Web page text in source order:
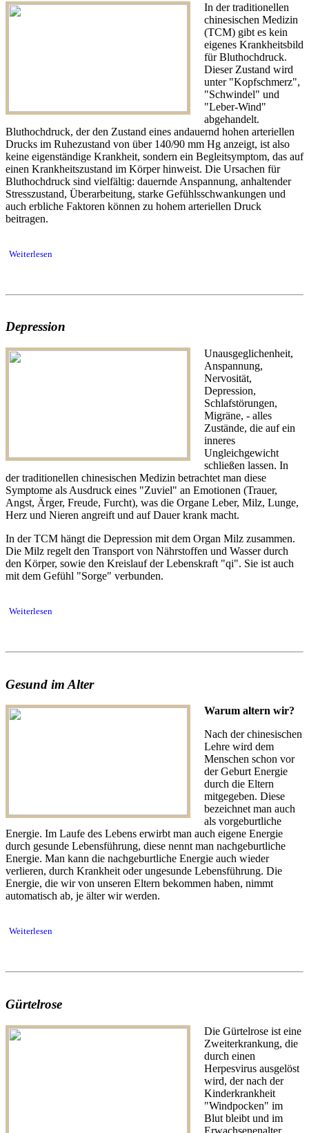
In der traditionellen
chinesischen Medizin
(TCM) gibt es kein
eigenes Krankheitsbild
für Bluthochdruck.
Dieser Zustand wird
unter "Kopfschmerz",
"Schwindel" und
"Leber-Wind"
abgehandelt.
Bluthochdruck, der den Zustand eines andauernd hohen arteriellen
Drucks im Ruhezustand von über 140/90 mm Hg anzeigt, ist also
keine eigenständige Krankheit, sondern ein Begleitsymptom, das auf
einen Krankheitszustand im Körper hinweist. Die Ursachen für
Bluthochdruck sind vielfältig: dauernde Anspannung, anhaltender
Stresszustand, Überarbeitung, starke Gefühlsschwankungen und
auch erbliche Faktoren können zu hohem arteriellen Druck
beitragen.
Weiterlesen
Depression
Unausgeglichenheit,
Anspannung,
Nervosität,
Depression,
Schlafstörungen,
Migräne, - alles
Zustände, die auf ein
inneres
Ungleichgewicht
schließen lassen. In
der traditionellen chinesischen Medizin betrachtet man diese
Symptome als Ausdruck eines "Zuviel" an Emotionen (Trauer,
Angst, Ärger, Freude, Furcht), was die Organe Leber, Milz, Lunge,
Herz und Nieren angreift und auf Dauer krank macht.
In der TCM hängt die Depression mit dem Organ Milz zusammen.
Die Milz regelt den Transport von Nährstoffen und Wasser durch
den Körper, sowie den Kreislauf der Lebenskraft "qi". Sie ist auch
mit dem Gefühl "Sorge" verbunden.
Weiterlesen
Gesund im Alter
Warum altern wir?
Nach der chinesischen
Lehre wird dem
Menschen schon vor
der Geburt Energie
durch die Eltern
mitgegeben. Diese
bezeichnet man auch
als vorgeburtliche
Energie. Im Laufe des Lebens erwirbt man auch eigene Energie
durch gesunde Lebensführung, diese nennt man nachgeburtliche
Energie. Man kann die nachgeburtliche Energie auch wieder
verlieren, durch Krankheit oder ungesunde Lebensführung. Die
Energie, die wir von unseren Eltern bekommen haben, nimmt
automatisch ab, je älter wir werden.
Weiterlesen
Gürtelrose
Die Gürtelrose ist eine
Zweiterkrankung, die
durch einen
Herpesvirus ausgelöst
wird, der nach der
Kinderkrankheit
"Windpocken" im
Blut bleibt und im
Erwachsenenalter